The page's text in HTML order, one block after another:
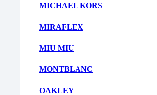
MICHAEL KORS
MIRAFLEX
MIU MIU
MONTBLANC
OAKLEY